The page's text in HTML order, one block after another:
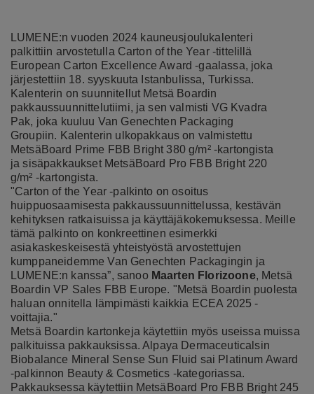
LUMENE:n vuoden 2024 kauneusjoulukalenteri
palkittiin arvostetulla Carton of the Year -tittelillä
European Carton Excellence Award -gaalassa, joka
järjestettiin 18. syyskuuta Istanbulissa, Turkissa.
Kalenterin on suunnitellut Metsä Boardin
pakkaussuunnittelutiimi, ja sen valmisti VG Kvadra
Pak, joka kuuluu Van Genechten Packaging
Groupiin. Kalenterin ulkopakkaus on valmistettu
MetsäBoard Prime FBB Bright 380 g/m² -kartongista
ja sisäpakkaukset MetsäBoard Pro FBB Bright 220
g/m² -kartongista.
"Carton of the Year -palkinto on osoitus
huippuosaamisesta pakkaussuunnittelussa, kestävän
kehityksen ratkaisuissa ja käyttäjäkokemuksessa. Meille
tämä palkinto on konkreettinen esimerkki
asiakaskeskeisestä yhteistyöstä arvostettujen
kumppaneidemme Van Genechten Packagingin ja
LUMENE:n kanssa”, sanoo Maarten Florizoone, Metsä
Boardin VP Sales FBB Europe. "Metsä Boardin puolesta
haluan onnitella lämpimästi kaikkia ECEA 2025 -
voittajia."
Metsä Boardin kartonkeja käytettiin myös useissa muissa
palkituissa pakkauksissa. Alpaya Dermaceuticalsin
Biobalance Mineral Sense Sun Fluid sai Platinum Award
-palkinnon Beauty & Cosmetics -kategoriassa.
Pakkauksessa käytettiin MetsäBoard Pro FBB Bright 245